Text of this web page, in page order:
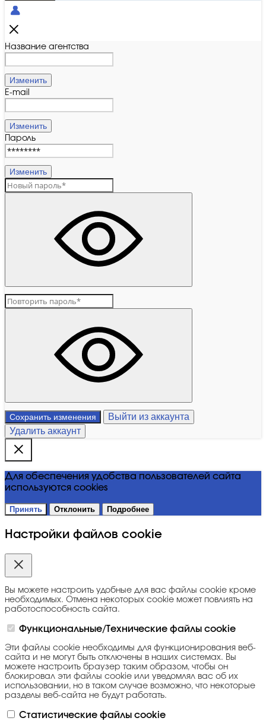
Название агентства
Изменить
E-mail
Изменить
Пароль
Изменить
Сохранить изменения
Выйти из аккаунта
Удалить аккаунт
Для обеспечения удобства пользователей сайта
используются cookies
Принять Отклонить Подробнее
Настройки файлов cookie
Вы можете настроить удобные для вас файлы cookie кроме
необходимых. Отмена некоторых cookie может повлиять на
работоспособность сайта.
Функциональные/Технические файлы cookie
Эти файлы cookie необходимы для функционирования веб-
сайта и не могут быть отключены в наших системах. Вы
можете настроить браузер таким образом, чтобы он
блокировал эти файлы cookie или уведомлял вас об их
использовании, но в таком случае возможно, что некоторые
разделы веб-сайта не будут работать.
Статистические файлы cookie